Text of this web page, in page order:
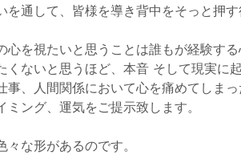
を通して、皆様を導き背中をそっと押
心を視たいと思うことは誰もが経験する
くないと思うほど、本音 そして現実に
事、人間関係において心を痛めてしま
ミング、運気をご提示致します。
々な形があるのです。